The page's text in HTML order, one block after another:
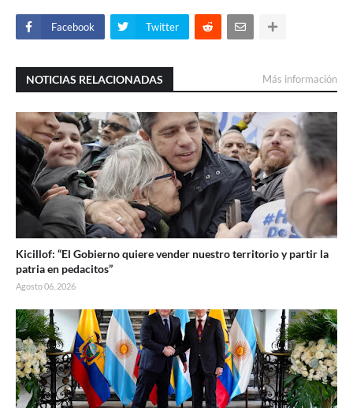
Facebook Twitter
NOTICIAS RELACIONADAS Más información
Kicillof: “El Gobierno quiere vender nuestro territorio y partir la
patria en pedacitos”
Agosto 06, 2026